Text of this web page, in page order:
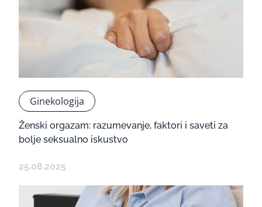
Ginekologija
Ženski orgazam: razumevanje, faktori i saveti za
bolje seksualno iskustvo
25.08.2025